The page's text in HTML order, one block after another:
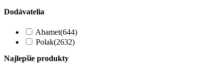
Dodávatelia
Abamet(644)
Polak(2632)
Najlepšie produkty